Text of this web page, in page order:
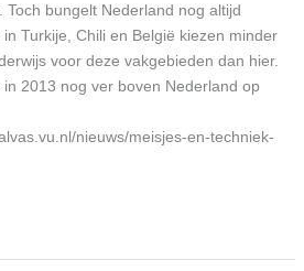
Toch bungelt Nederland nog altijd
Turkije, Chili en België kiezen minder
voor deze vakgebieden dan hier.
2013 nog ver boven Nederland op
nieuws/meisjes-en-techniek-